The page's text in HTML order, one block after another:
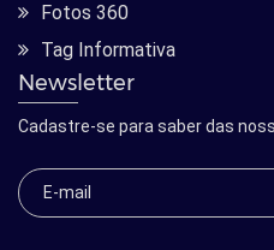
Fotos 360
Tag Informativa
Newsletter
Cadastre-se para saber das